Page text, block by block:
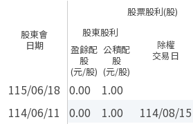
股東會
日期
股票股利(股)
股東股利
除權
交易日
盈餘配
股
(元/股)
公積配
股
(元/股)
115/06/18 0.00 1.00
114/06/11
0.00 1.00 114/08/15